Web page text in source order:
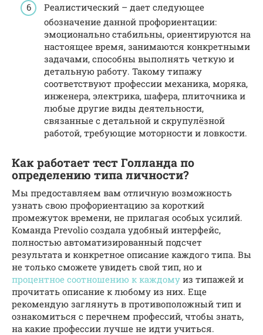
Реалистический – дает следующее
обозначение данной профориентации:
эмоционально стабильны, ориентируются на
настоящее время, занимаются конкретными
задачами, способны выполнять четкую и
детальную работу. Такому типажу
соответствуют профессии механика, моряка,
инженера, электрика, шафера, плиточника и
любые другие виды деятельности,
связанные с детальной и скрупулёзной
работой, требующие моторности и ловкости.
Как работает тест Голланда по
определению типа личности?
Мы предоставляем вам отличную возможность
узнать свою профориентацию за короткий
промежуток времени, не прилагая особых усилий.
Команда Prevolio создала удобный интерфейс,
полностью автоматизированный подсчет
результата и конкретное описание каждого типа. Вы
не только сможете увидеть свой тип, но и
процентное соотношению к каждому из типажей и
прочитать описание к любому из них. Еще
рекомендую заглянуть в противоположный тип и
ознакомиться с перечнем профессий, чтобы знать,
на какие профессии лучше не идти учиться.